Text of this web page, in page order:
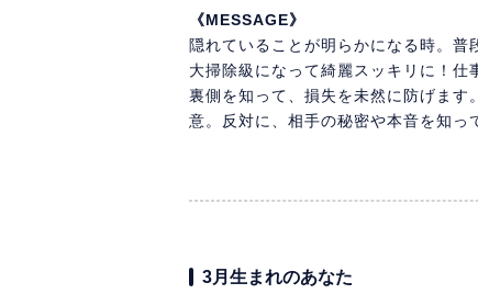
《MESSAGE》
隠れていることが明らかになる時。普
大掃除級になって綺麗スッキリに！
裏側を知って、損失を未然に防げます
意。反対に、相手の秘密や本音を知っ
3月生まれのあなた